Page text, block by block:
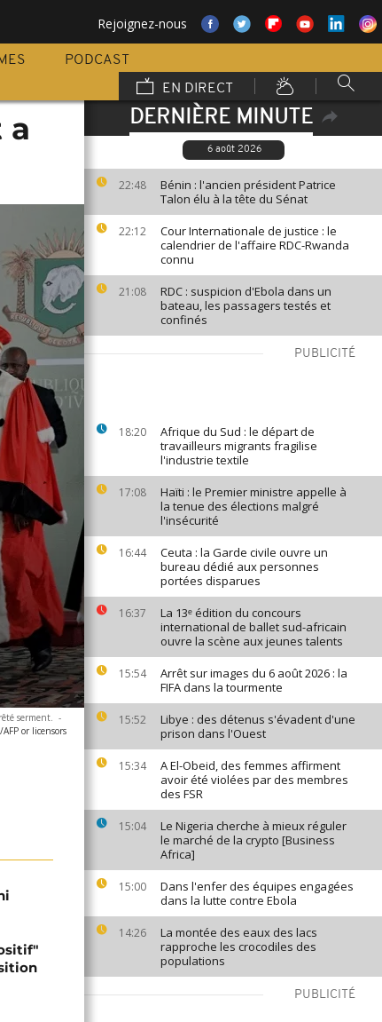
Rejoignez-nous
PODCAST
EN DIRECT
DERNIÈRE MINUTE
6 août 2026
22:48
Bénin : l'ancien président Patrice
Talon élu à la tête du Sénat
22:12
Cour Internationale de justice : le
calendrier de l'affaire RDC-Rwanda
connu
21:08
RDC : suspicion d'Ebola dans un
bateau, les passagers testés et
confinés
PUBLICITÉ
18:20
Afrique du Sud : le départ de
travailleurs migrants fragilise
l'industrie textile
17:08
Haïti : le Premier ministre appelle à
la tenue des élections malgré
l'insécurité
16:44
Ceuta : la Garde civile ouvre un
bureau dédié aux personnes
portées disparues
16:37
La 13ᵉ édition du concours
international de ballet sud-africain
ouvre la scène aux jeunes talents
15:54
Arrêt sur images du 6 août 2026 : la
FIFA dans la tourmente
15:52
Libye : des détenus s'évadent d'une
prison dans l'Ouest
15:34
A El-Obeid, des femmes affirment
avoir été violées par des membres
des FSR
15:04
Le Nigeria cherche à mieux réguler
le marché de la crypto [Business
Africa]
15:00
Dans l'enfer des équipes engagées
dans la lutte contre Ebola
14:26
La montée des eaux des lacs
rapproche les crocodiles des
populations
PUBLICITÉ
a
serment. -
or licensors